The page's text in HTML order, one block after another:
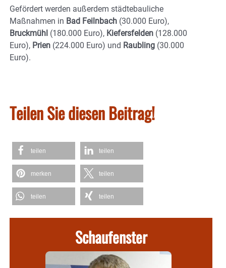
Gefördert werden außerdem städtebauliche
Maßnahmen in Bad Feilnbach (30.000 Euro),
Bruckmühl (180.000 Euro), Kiefersfelden (128.000
Euro), Prien (224.000 Euro) und Raubling (30.000
Euro).
Teilen Sie diesen Beitrag!
teilen teilen
merken teilen
teilen teilen
Schaufenster